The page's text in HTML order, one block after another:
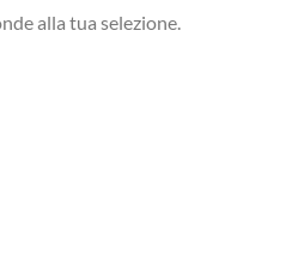
alla tua selezione.